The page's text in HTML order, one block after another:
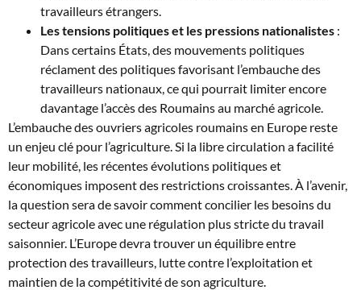
travailleurs étrangers.
Les tensions politiques et les pressions nationalistes :
Dans certains États, des mouvements politiques
réclament des politiques favorisant l’embauche des
travailleurs nationaux, ce qui pourrait limiter encore
davantage l’accès des Roumains au marché agricole.
L’embauche des ouvriers agricoles roumains en Europe reste
un enjeu clé pour l’agriculture. Si la libre circulation a facilité
leur mobilité, les récentes évolutions politiques et
économiques imposent des restrictions croissantes. À l’avenir,
la question sera de savoir comment concilier les besoins du
secteur agricole avec une régulation plus stricte du travail
saisonnier. L’Europe devra trouver un équilibre entre
protection des travailleurs, lutte contre l’exploitation et
maintien de la compétitivité de son agriculture.